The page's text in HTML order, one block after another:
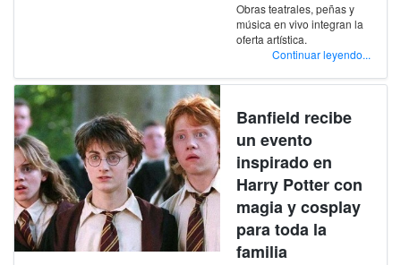
Obras teatrales, peñas y
música en vivo integran la
oferta artística.
Continuar leyendo...
Banfield recibe
un evento
inspirado en
Harry Potter con
magia y cosplay
para toda la
familia